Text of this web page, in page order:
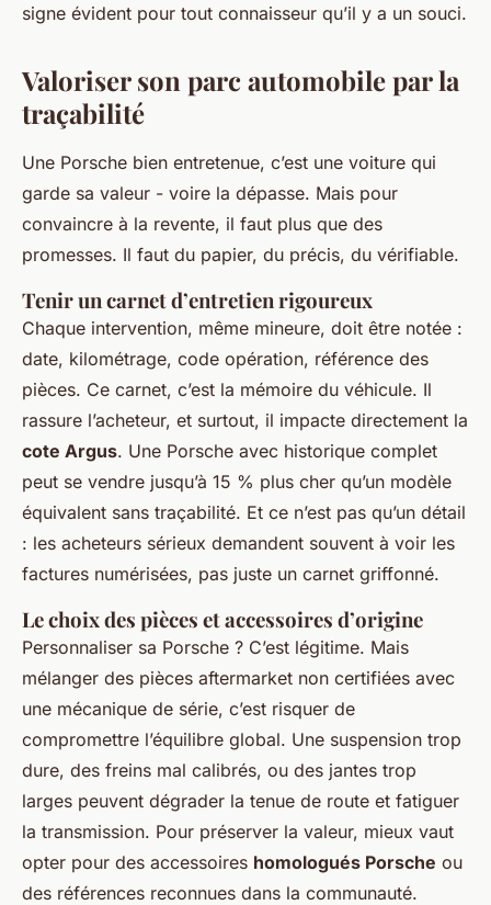
signe évident pour tout connaisseur qu’il y a un souci.
Valoriser son parc automobile par la
traçabilité
Une Porsche bien entretenue, c’est une voiture qui
garde sa valeur - voire la dépasse. Mais pour
convaincre à la revente, il faut plus que des
promesses. Il faut du papier, du précis, du vérifiable.
Tenir un carnet d’entretien rigoureux
Chaque intervention, même mineure, doit être notée :
date, kilométrage, code opération, référence des
pièces. Ce carnet, c’est la mémoire du véhicule. Il
rassure l’acheteur, et surtout, il impacte directement la
cote Argus. Une Porsche avec historique complet
peut se vendre jusqu’à 15 % plus cher qu’un modèle
équivalent sans traçabilité. Et ce n’est pas qu’un détail
: les acheteurs sérieux demandent souvent à voir les
factures numérisées, pas juste un carnet griffonné.
Le choix des pièces et accessoires d’origine
Personnaliser sa Porsche ? C’est légitime. Mais
mélanger des pièces aftermarket non certifiées avec
une mécanique de série, c’est risquer de
compromettre l’équilibre global. Une suspension trop
dure, des freins mal calibrés, ou des jantes trop
larges peuvent dégrader la tenue de route et fatiguer
la transmission. Pour préserver la valeur, mieux vaut
opter pour des accessoires homologués Porsche ou
des références reconnues dans la communauté.